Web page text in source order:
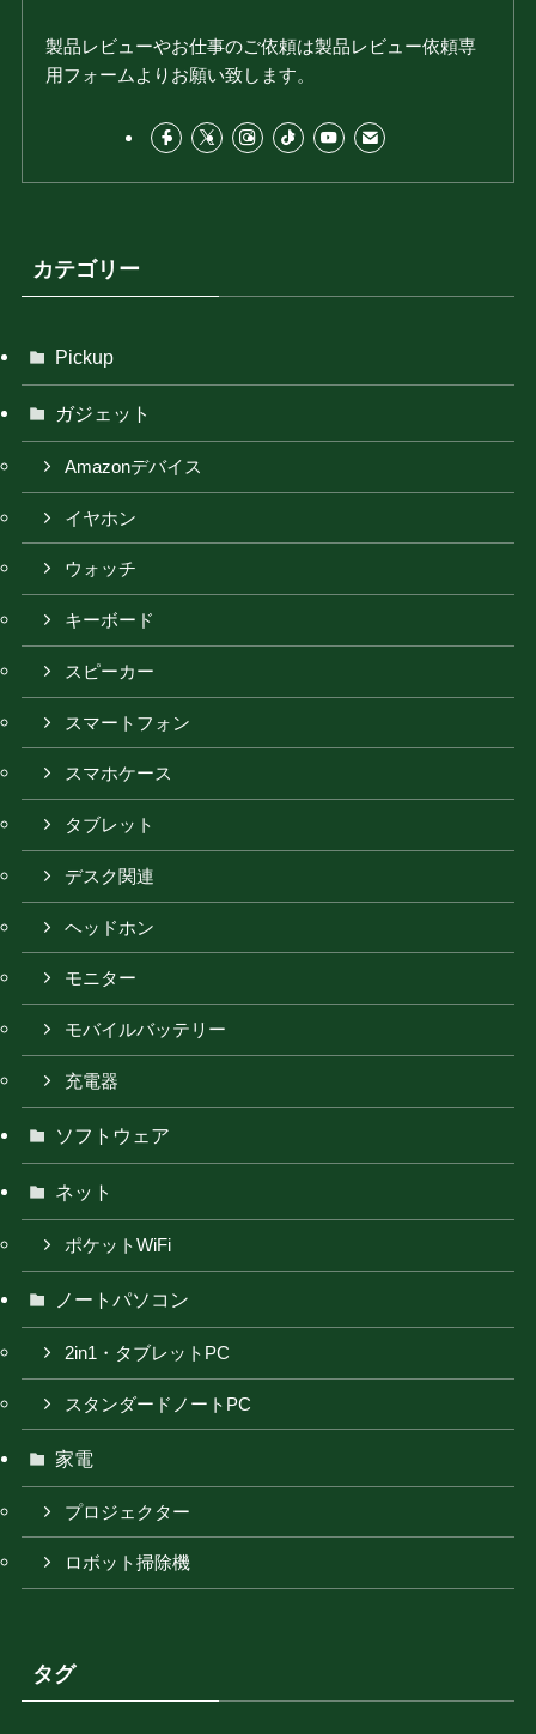
製品レビューやお仕事のご依頼は製品レビュー依頼専
用フォームよりお願い致します。
カテゴリー
Pickup
ガジェット
Amazonデバイス
イヤホン
ウォッチ
キーボード
スピーカー
スマートフォン
スマホケース
タブレット
デスク関連
ヘッドホン
モニター
モバイルバッテリー
充電器
ソフトウェア
ネット
ポケットWiFi
ノートパソコン
2in1・タブレットPC
スタンダードノートPC
家電
プロジェクター
ロボット掃除機
タグ